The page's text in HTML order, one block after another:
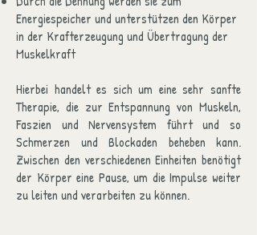
Energiespeicher und unterstützen den Körper
in der Krafterzeugung und Übertragung der
Muskelkraft
Hierbei handelt es sich um eine sehr sanfte
Therapie, die zur Entspannung von Muskeln,
Faszien und Nervensystem führt und so
Schmerzen und Blockaden beheben kann.
Zwischen den verschiedenen Einheiten benötigt
der Körper eine Pause, um die Impulse weiter
zu leiten und verarbeiten zu können.